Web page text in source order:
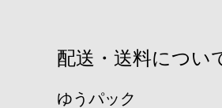
配送・送料につい
ゆうパック